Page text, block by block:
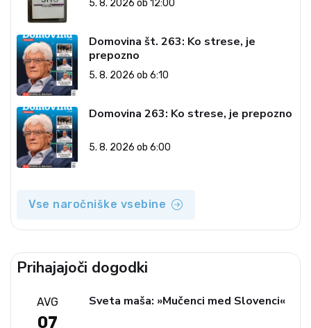
Revija 2000 in revolucionarna
5. 8. 2026 ob 12:00
Domovina št. 263: Ko strese, je
prepozno
5. 8. 2026 ob 6:10
Domovina 263: Ko strese, je prepozno
5. 8. 2026 ob 6:00
Vse naročniške vsebine
Prihajajoči dogodki
AVG
07
Sveta maša: »Mučenci med Slovenci«